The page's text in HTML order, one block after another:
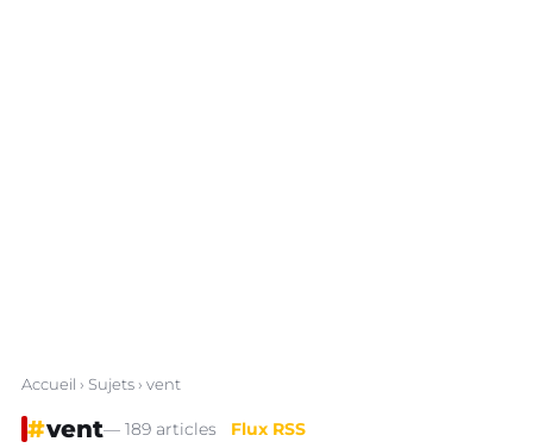
Accueil › Sujets› vent
#vent— 189 articles Flux RSS